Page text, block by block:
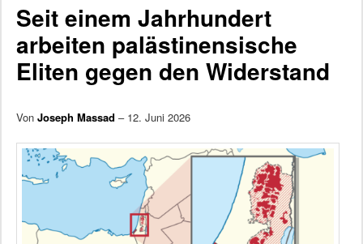
Seit einem Jahrhundert
arbeiten palästinensische
Eliten gegen den Widerstand
Von Joseph Massad – 12. Juni 2026